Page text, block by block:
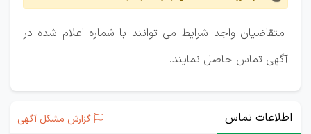
متقاضیان واجد شرایط می توانند با شماره اعلام شده در
آگهی تماس حاصل نمایند.
اطلاعات تماس گزارش مشکل آگهی